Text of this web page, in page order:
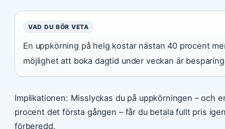
VAD DU BÖR VETA
En uppkörning på helg kostar nästan 40 procent
möjlighet att boka dagtid under veckan är
Implikationen: Misslyckas du på uppkörningen – och
procent det första gången – får du betala fullt pris
förberedd.